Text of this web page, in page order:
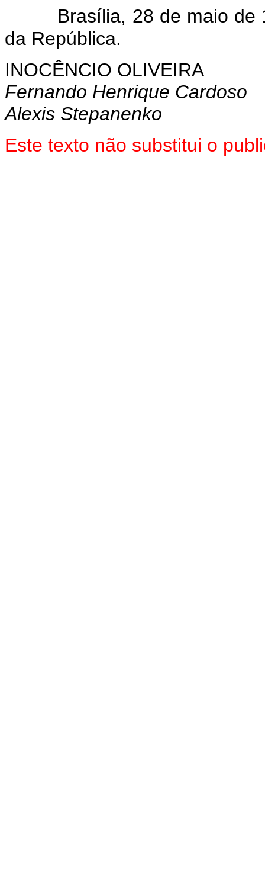
Brasília, 28 de maio de
da República.
INOCÊNCIO OLIVEIRA
Fernando Henrique Cardoso
Alexis Stepanenko
Este texto não substitui o